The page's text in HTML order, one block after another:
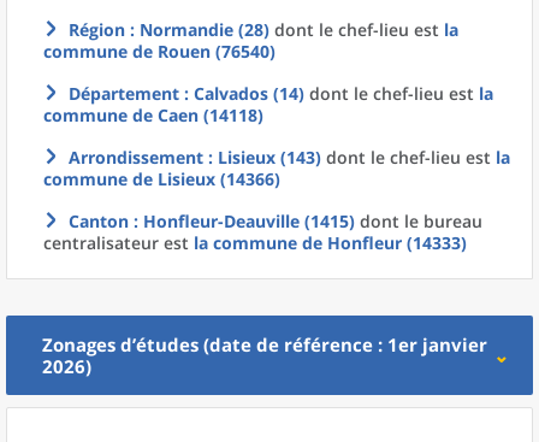
Région : Normandie (28) dont le chef-lieu est la
commune de Rouen (76540)
Département : Calvados (14) dont le chef-lieu est la
commune de Caen (14118)
Arrondissement : Lisieux (143) dont le chef-lieu est la
commune de Lisieux (14366)
Canton : Honfleur-Deauville (1415) dont le bureau
centralisateur est la commune de Honfleur (14333)
Zonages d’études (date de référence : 1er janvier
2026)